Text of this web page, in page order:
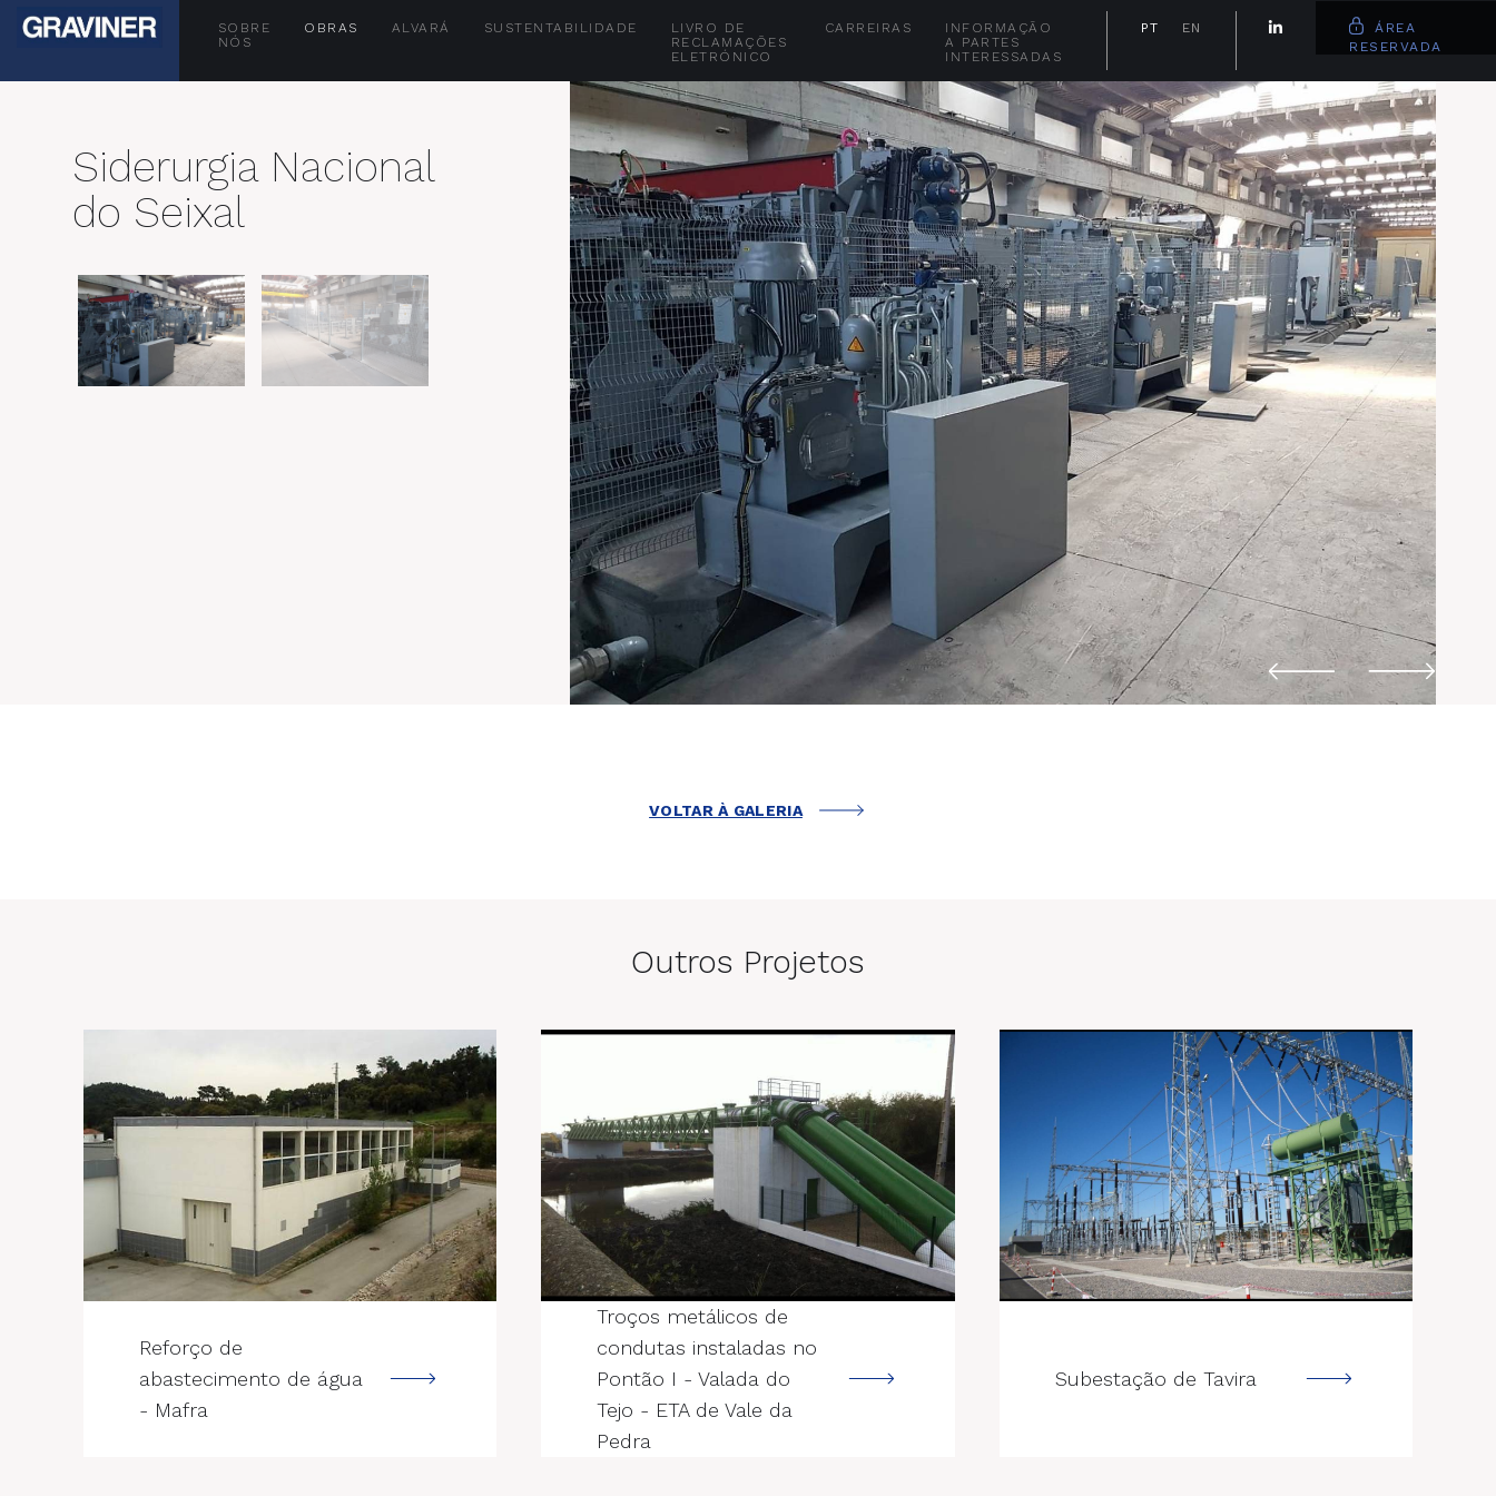
SOBRE
NÓS
OBRAS ALVARÁ SUSTENTABILIDADE
LIVRO DE
RECLAMAÇÕES
ELETRÓNICO
CARREIRAS
INFORMAÇÃO
A PARTES
INTERESSADAS
PT EN
ÁREA
RESERVADA
Siderurgia Nacional
do Seixal
VOLTAR À GALERIA
Outros Projetos
Reforço de
abastecimento de água
- Mafra
Troços metálicos de
condutas instaladas no
Pontão I - Valada do
Tejo - ETA de Vale da
Pedra
Subestação de Tavira